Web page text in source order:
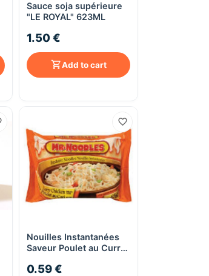
Quick View
Sauce soja supérieure
"LE ROYAL" 623ML
1.50 €
Add to cart
Quick View
Nouilles Instantanées
Saveur Poulet au Curry
0.59 €